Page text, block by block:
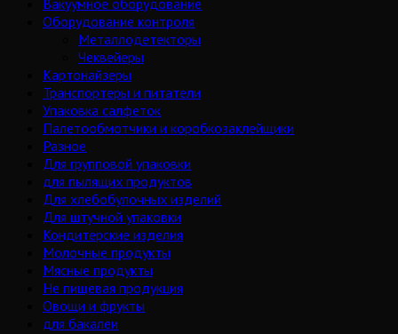
Вакуумное оборудование
Оборудование контроля
Металлодетекторы
Чеквейеры
Картонайзеры
Транспортеры и питатели
Упаковка салфеток
Палетообмотчики и коробкозаклейщики
Разное
Для групповой упаковки
для пылящих продуктов
Для хлебобулочных изделий
Для штучной упаковки
Кондитерские изделия
Молочные продукты
Мясные продукты
Не пищевая продукция
Овощи и фрукты
для бакалеи